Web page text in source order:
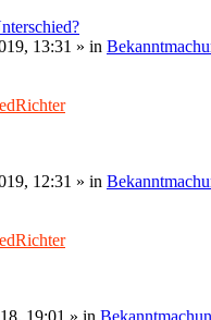
13:31 » in
12:31 » in
19:01 » in